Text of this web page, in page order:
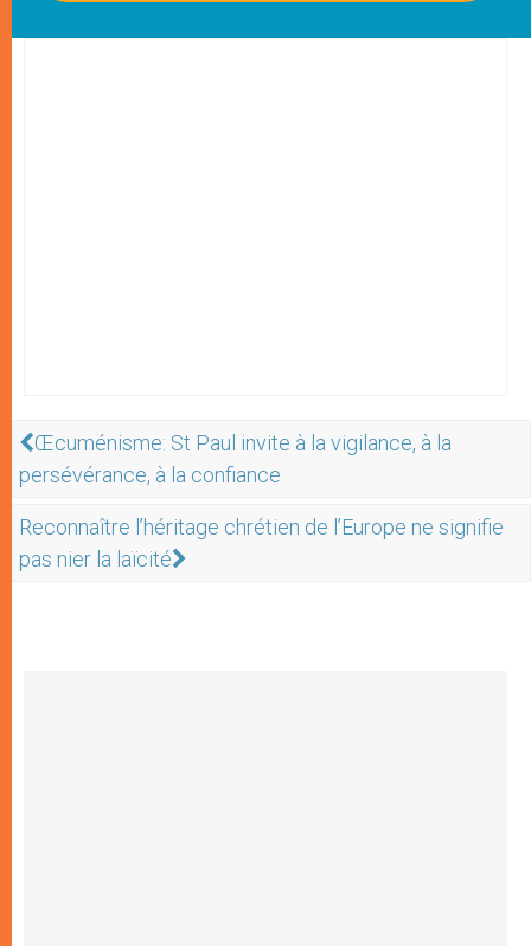
Œcuménisme: St Paul invite à la vigilance, à la
persévérance, à la confiance
Reconnaître l’héritage chrétien de l’Europe ne signifie
pas nier la laïcité